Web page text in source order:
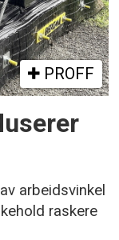
PROFF
arbeidsvinkel
raskere